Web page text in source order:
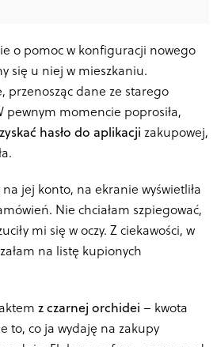
o pomoc w konfiguracji nowego
się u niej w mieszkaniu.
przenosząc dane ze starego
pewnym momencie poprosiła,
hasło do aplikacji zakupowej,
jej konto, na ekranie wyświetliła
Nie chciałam szpiegować,
mi się w oczy. Z ciekawości, w
na listę kupionych
z czarnej orchidei – kwota
to, co ja wydaję na zakupy